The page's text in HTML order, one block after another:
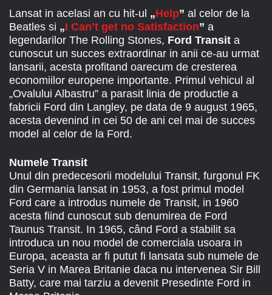
Lansat in acelasi an cu hit-ul „Help” al celor de la
Beatles si „I Can’t get no Satisfaction” a
legendarilor The Rolling Stones, Ford Transit a
cunoscut un succes extraordinar in anii ce-au urmat
lansarii, acesta profitand oarecum de cresterea
economiilor europene importante. Primul vehicul al
„Ovalului Albastru” a parasit linia de productie a
fabricii Ford din Langley, pe data de 9 august 1965,
acesta devenind in cei 50 de ani cel mai de succes
model al celor de la Ford.
Numele Transit
Unul din predecesorii modelului Transit, furgonul FK
din Germania lansat in 1953, a fost primul model
Ford care a introdus numele de Transit, in 1960
acesta fiind cunoscut sub denumirea de Ford
Taunus Transit. In 1965, când Ford a stabilit sa
introduca un nou model de comerciala usoara in
Europa, aceasta ar fi putut fi lansata sub numele de
Seria V in Marea Britanie daca nu intervenea Sir Bill
Batty, care mai tarziu a devenit Presedinte Ford in